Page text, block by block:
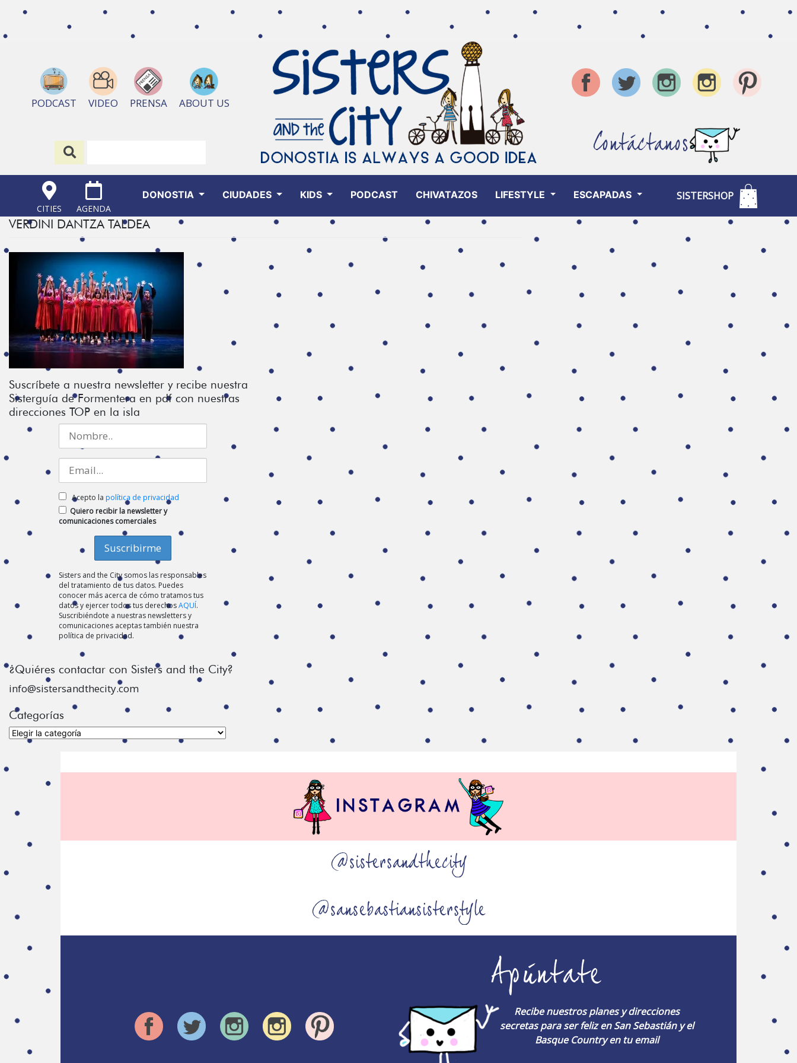
PODCAST VIDEO PRENSA ABOUT US
Contáctanos
CITIES AGENDA
DONOSTIA CIUDADES KIDS PODCAST CHIVATAZOS LIFESTYLE ESCAPADAS SISTERSHOP
VERDINI DANTZA TALDEA
Suscríbete a nuestra newsletter y recibe nuestra
Sisterguía de Formentera en pdf con nuestras
direcciones TOP en la isla
Acepto la política de privacidad
Quiero recibir la newsletter y
comunicaciones comerciales
Sisters and the City somos las responsables
del tratamiento de tus datos. Puedes
conocer más acerca de cómo tratamos tus
datos y ejercer todos tus derechosAQUÍ.
Suscribiéndote a nuestras newsletters y
comunicaciones aceptas también nuestra
política de privacidad.
¿Quiéres contactar con Sisters and the City?
info@sistersandthecity.com
Categorías
Categorías
@sistersandthecity
@sansebastiansisterstyle
Apúntate
Recibe nuestros planes y direcciones
secretas para ser feliz en San Sebastián y el
Basque Country en tu email